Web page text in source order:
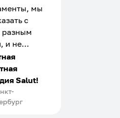
мы
с
разным
и не
на
души
Salut!